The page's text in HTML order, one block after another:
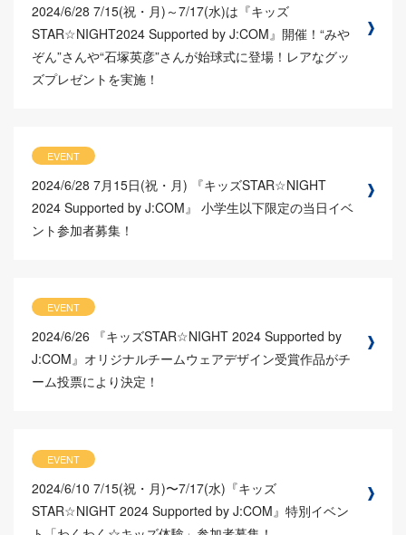
2024/6/28 7/15(祝・月)～7/17(水)は『キッズ
STAR☆NIGHT2024 Supported by J:COM』開催！“みや
ぞん”さんや“石塚英彦”さんが始球式に登場！レアなグッ
ズプレゼントを実施！
EVENT
2024/6/28 7月15日(祝・月) 『キッズSTAR☆NIGHT
2024 Supported by J:COM』 小学生以下限定の当日イベ
ント参加者募集！
EVENT
2024/6/26
『キッズSTAR☆NIGHT 2024 Supported by
J:COM』オリジナルチームウェアデザイン受賞作品がチ
ーム投票により決定！
EVENT
2024/6/10 7/15(祝・月)〜7/17(水)『キッズ
STAR☆NIGHT 2024 Supported by J:COM』特別イベン